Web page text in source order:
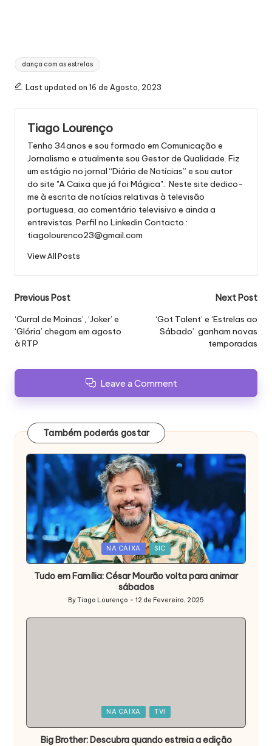
Tags:
dança com as estrelas
Last updated on 16 de Agosto, 2023
Tiago Lourenço
Tenho 34anos e sou formado em Comunicação e
Jornalismo e atualmente sou Gestor de Qualidade. Fiz
um estágio no jornal “Diário de Notícias” e sou autor
do site "A Caixa que já foi Mágica". Neste site dedico-
me à escrita de notícias relativas à televisão
portuguesa, ao comentário televisivo e ainda a
entrevistas. Perfil no Linkedin Contacto.:
tiagolourenco23@gmail.com
View All Posts
Post
navigation
Previous Post
‘Curral de Moinas’, ‘Joker’ e
‘Glória’ chegam em agosto
à RTP
Next Post
‘Got Talent’ e ‘Estrelas ao
Sábado’ ganham novas
temporadas
Leave a Comment
Também poderás gostar
Posted
in
NA CAIXA SIC
Tudo em Família: César Mourão volta para animar
sábados
Posted
ByTiago Lourenço 12 de Fevereiro, 2025
NA CAIXA TVI
Big Brother: Descubra quando estreia a edição